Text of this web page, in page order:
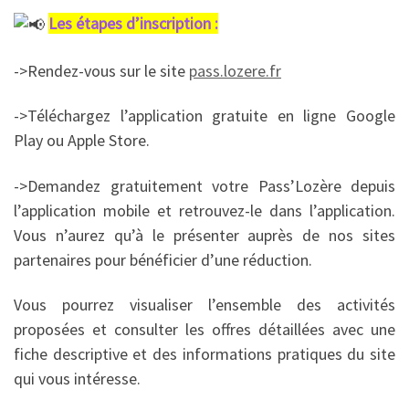
Les étapes d’inscription :
->Rendez-vous sur le site pass.lozere.fr
->Téléchargez l’application gratuite en ligne Google
Play ou Apple Store.
->Demandez gratuitement votre Pass’Lozère depuis
l’application mobile et retrouvez-le dans l’application.
Vous n’aurez qu’à le présenter auprès de nos sites
partenaires pour bénéficier d’une réduction.
Vous pourrez visualiser l’ensemble des activités
proposées et consulter les offres détaillées avec une
fiche descriptive et des informations pratiques du site
qui vous intéresse.